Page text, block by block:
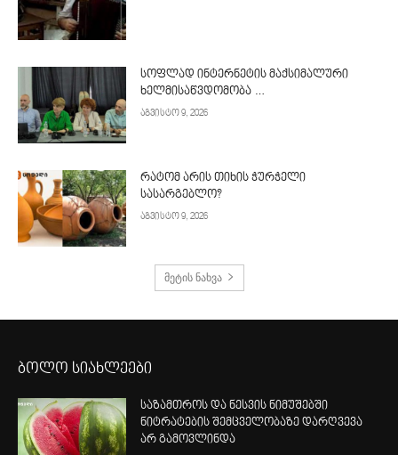
სოფლად ინტერნეტის მაქსიმალური
ხელმისაწვდომობა …
აგვისტო 9, 2026
რატომ არის თიხის ჭურჭელი
სასარგებლო?
აგვისტო 9, 2026
მეტის ნახვა
ბოლო სიახლეები
საზამთროს და ნესვის ნიმუშებში
ნიტრატების შემცველობაზე დარღვევა
არ გამოვლინდა